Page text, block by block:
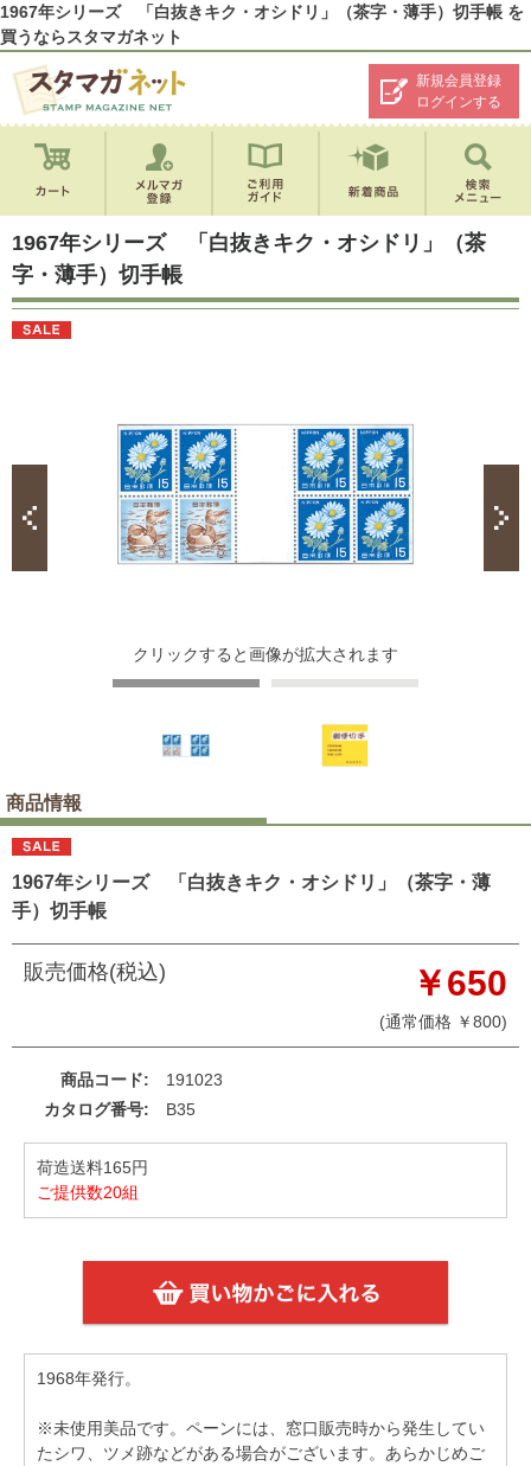
1967年シリーズ 「白抜きキク・オシドリ」（茶字・薄手）切手帳 を
買うならスタマガネット
新規会員登録
ログインする
1967年シリーズ 「白抜きキク・オシドリ」（茶
字・薄手）切手帳
クリックすると画像が拡大されます
商品情報
1967年シリーズ 「白抜きキク・オシドリ」（茶字・薄
手）切手帳
販売価格(税込) ￥650
(通常価格 ￥800)
商品コード
191023
カタログ番号
B35
荷造送料165円
ご提供数20組
1968年発行。
※未使用美品です。ペーンには、窓口販売時から発生してい
たシワ、ツメ跡などがある場合がございます。あらかじめご